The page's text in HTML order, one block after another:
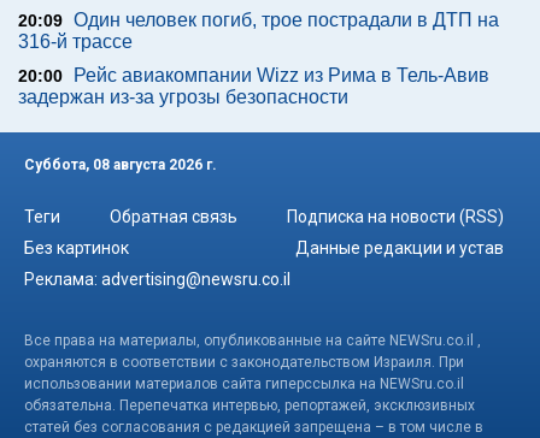
20:09 Один человек погиб, трое пострадали в ДТП на
316-й трассе
20:00
Рейс авиакомпании Wizz из Рима в Тель-Авив
задержан из-за угрозы безопасности
Суббота, 08 августа 2026 г.
Теги Обратная связь
Подписка на новости (RSS)
Без картинок
Данные редакции и устав
Реклама: advertising@newsru.co.il
Все права на материалы, опубликованные на сайте NEWSru.co.il ,
охраняются в соответствии с законодательством Израиля. При
использовании материалов сайта гиперссылка на NEWSru.co.il
обязательна. Перепечатка интервью, репортажей, эксклюзивных
статей без согласования с редакцией запрещена – в том числе в